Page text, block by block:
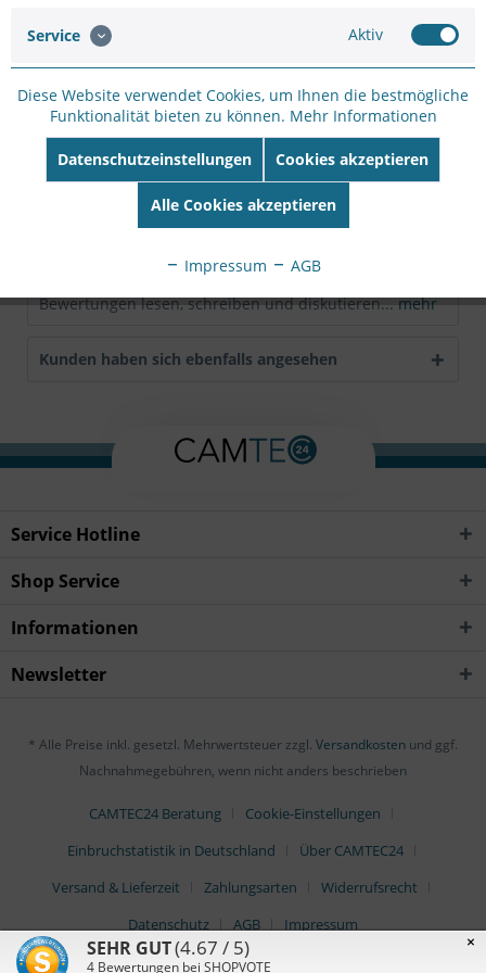
TP-Link TL-POE10R - PoE-Splittermehr
Technische Daten
Hersteller TP-LINK TECHNOLOGIES Produktgruppe
Netzwerk-Switches Produkttyp...mehr
Bewertungen lesen, schreiben und diskutieren...mehr
Kunden haben sich ebenfalls angesehen
Service Hotline
Shop Service
Informationen
Newsletter
* Alle Preise inkl. gesetzl. Mehrwertsteuer zzgl. Versandkosten und ggf.
Nachnahmegebühren, wenn nicht anders beschrieben
CAMTEC24 Beratung
Cookie-Einstellungen
Einbruchstatistik in Deutschland
Über CAMTEC24
Versand & Lieferzeit
Zahlungsarten
Widerrufsrecht
Datenschutz
AGB Impressum
Service Aktiv
Diese Website verwendet Cookies, um Ihnen die bestmögliche
Funktionalität bieten zu können. Mehr Informationen
Datenschutzeinstellungen Cookies akzeptieren
Alle Cookies akzeptieren
Impressum AGB
×
SEHR GUT(4.67 / 5)
4 Bewertungen bei SHOPVOTE